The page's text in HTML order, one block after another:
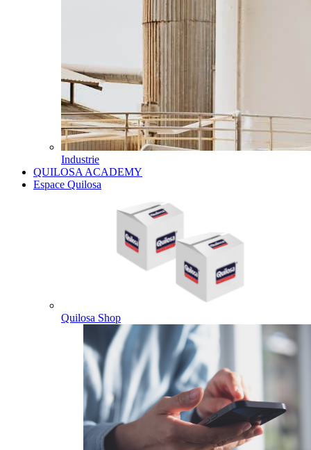
Industrie
QUILOSA ACADEMY
Espace Quilosa
Quilosa Shop